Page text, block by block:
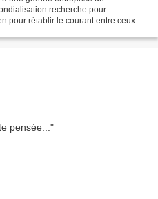
recherche pour
pour rétablir le courant entre ceux